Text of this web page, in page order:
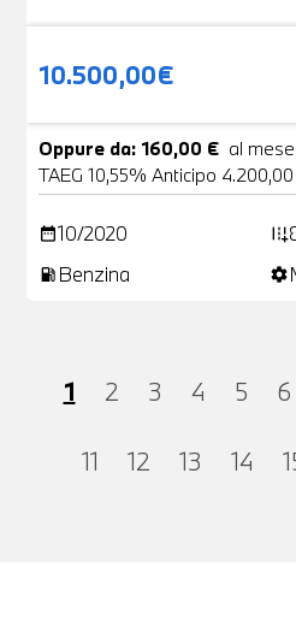
10.500,00€
Oppure da: 160,00 € al
TAEG 10,55% Anticipo
date_range10/2020 add_road
local_gas_station Benzina settings
1 2 3 4 5 6
11 12 13 14